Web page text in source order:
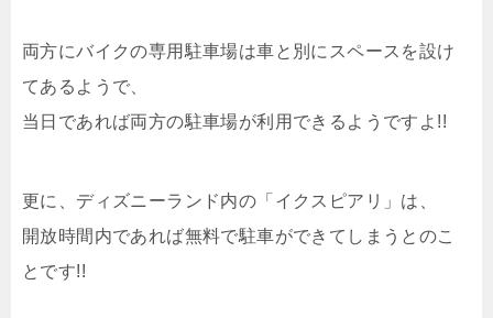
両方にバイクの専用駐車場は車と別にスペースを設け
てあるようで、
当日であれば両方の駐車場が利用できるようですよ!!
更に、ディズニーランド内の「イクスピアリ」は、
開放時間内であれば無料で駐車ができてしまうとのこ
とです!!